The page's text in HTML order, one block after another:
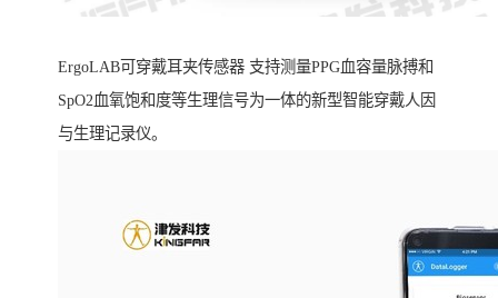
ErgoLAB可穿戴耳夹传感器 支持测量PPG血容量脉搏和
SpO2血氧饱和度等生理信号为一体的新型智能穿戴人因
与生理记录仪。